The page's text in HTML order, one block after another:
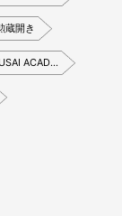
蔵開き
ACAD…